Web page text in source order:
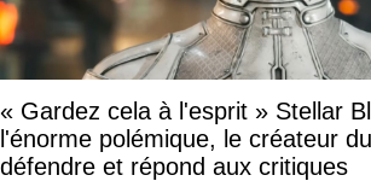
« Gardez cela à l'esprit » Stellar
l'énorme polémique, le créateur
défendre et répond aux critiques